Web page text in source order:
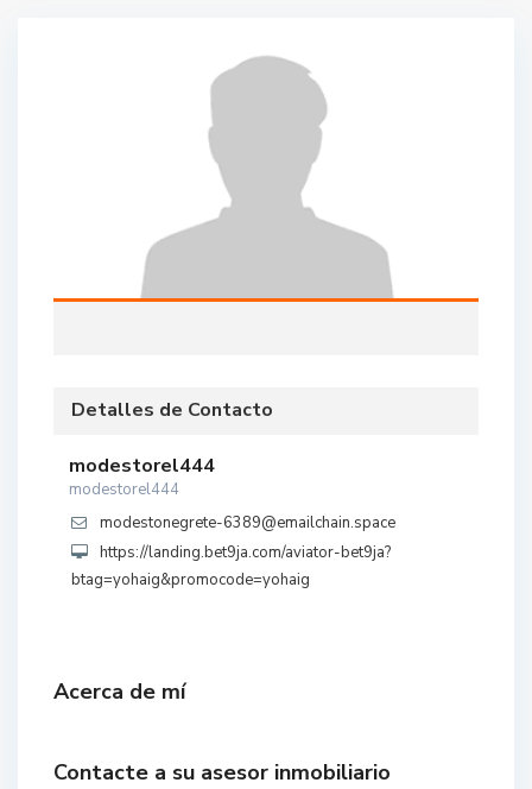
Detalles de Contacto
modestorel444
modestorel444
modestonegrete-6389@emailchain.space
https://landing.bet9ja.com/aviator-bet9ja?
btag=yohaig&promocode=yohaig
Acerca de mí
Contacte a su asesor inmobiliario